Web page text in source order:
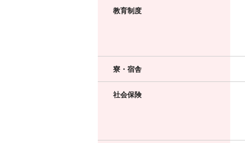
教育制度
寮・宿舎
社会保険